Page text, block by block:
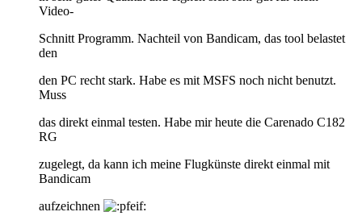
Video-
Schnitt Programm. Nachteil von Bandicam, das tool belastet
den
den PC recht stark. Habe es mit MSFS noch nicht benutzt.
Muss
das direkt einmal testen. Habe mir heute die Carenado C182
RG
zugelegt, da kann ich meine Flugkünste direkt einmal mit
Bandicam
aufzeichnen